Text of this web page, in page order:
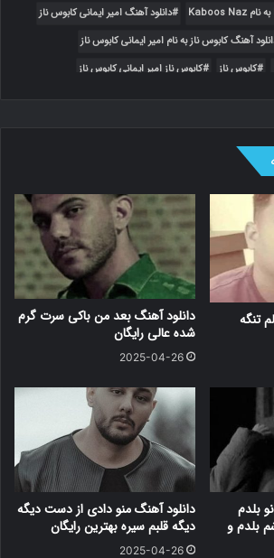
دانلود آهنگ امیر ایمانی کابوس ناز
آهنگ کابوس ناز به نام امیر ایمانی کابوس ناز
کابوس ناز
کابوس ناز امیر ایمانی کابوس ناز
تنگه
دانلود آهنگ بعد من باکی سرت گرم
شده عالی رایگان
2025-04-26
بلدم
بلدم و
دانلود آهنگ منو دادی از دست دیگه
دیگه قلبم سیره بهترین رایگان
2025-04-26